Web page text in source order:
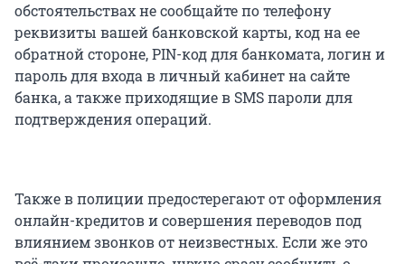
обстоятельствах не сообщайте по телефону
реквизиты вашей банковской карты, код на ее
обратной стороне, PIN-код для банкомата, логин и
пароль для входа в личный кабинет на сайте
банка, а также приходящие в SMS пароли для
подтверждения операций.
Также в полиции предостерегают от оформления
онлайн-кредитов и совершения переводов под
влиянием звонков от неизвестных. Если же это